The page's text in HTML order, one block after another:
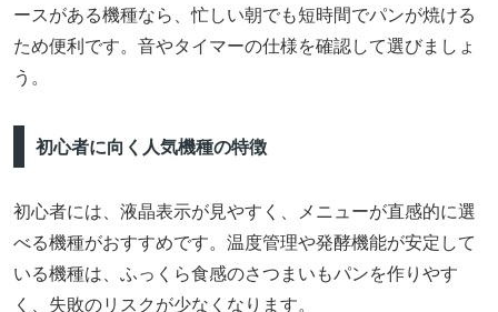
ースがある機種なら、忙しい朝でも短時間でパンが焼ける
ため便利です。音やタイマーの仕様を確認して選びましょ
う。
初心者に向く人気機種の特徴
初心者には、液晶表示が見やすく、メニューが直感的に選
べる機種がおすすめです。温度管理や発酵機能が安定して
いる機種は、ふっくら食感のさつまいもパンを作りやす
く、失敗のリスクが少なくなります。